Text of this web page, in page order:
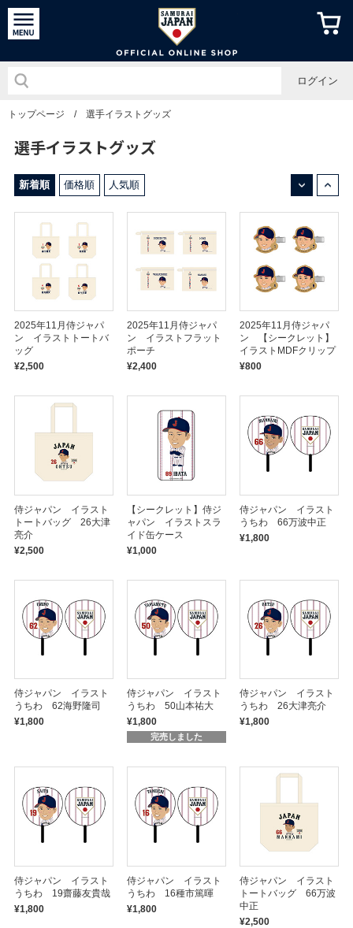
侍ジャパ
ログイン
トップページ / 選手イラストグッズ
選手イラストグッズ
新着順 価格順 人気順
2025年11月侍ジャパ
ン イラストトートバ
ッグ
¥2,500
2025年11月侍ジャパ
ン イラストフラット
ポーチ
¥2,400
2025年11月侍ジャパ
ン 【シークレット】
イラストMDFクリップ
¥800
侍ジャパン イラスト
トートバッグ 26大津
亮介
¥2,500
【シークレット】侍ジ
ャパン イラストスラ
イド缶ケース
¥1,000
侍ジャパン イラスト
うちわ 66万波中正
¥1,800
侍ジャパン イラスト
うちわ 62海野隆司
¥1,800
侍ジャパン イラスト
うちわ 50山本祐大
¥1,800
完売しました
侍ジャパン イラスト
うちわ 26大津亮介
¥1,800
侍ジャパン イラスト
うちわ 19齋藤友貴哉
¥1,800
侍ジャパン イラスト
うちわ 16種市篤暉
¥1,800
侍ジャパン イラスト
トートバッグ 66万波
中正
¥2,500